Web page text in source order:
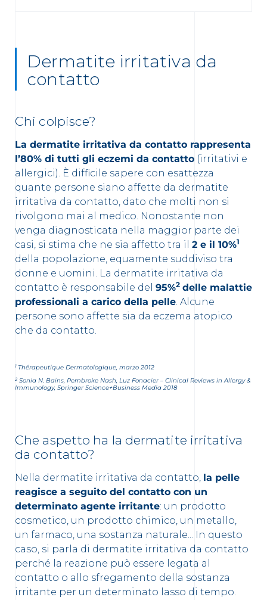
Dermatite irritativa da
contatto
Chi colpisce?
La dermatite irritativa da contatto rappresenta
l’80% di tutti gli eczemi da contatto (irritativi e
allergici). È difficile sapere con esattezza
quante persone siano affette da dermatite
irritativa da contatto, dato che molti non si
rivolgono mai al medico. Nonostante non
venga diagnosticata nella maggior parte dei
casi, si stima che ne sia affetto tra il 2 e il 10%1
della popolazione, equamente suddiviso tra
donne e uomini. La dermatite irritativa da
contatto è responsabile del 95%2 delle malattie
professionali a carico della pelle. Alcune
persone sono affette sia da eczema atopico
che da contatto.
1 Thérapeutique Dermatologique, marzo 2012
2 Sonia N. Bains, Pembroke Nash, Luz Fonacier – Clinical Reviews in Allergy &
Immunology, Springer Science+Business Media 2018
Che aspetto ha la dermatite irritativa
da contatto?
Nella dermatite irritativa da contatto, la pelle
reagisce a seguito del contatto con un
determinato agente irritante: un prodotto
cosmetico, un prodotto chimico, un metallo,
un farmaco, una sostanza naturale... In questo
caso, si parla di dermatite irritativa da contatto
perché la reazione può essere legata al
contatto o allo sfregamento della sostanza
irritante per un determinato lasso di tempo.